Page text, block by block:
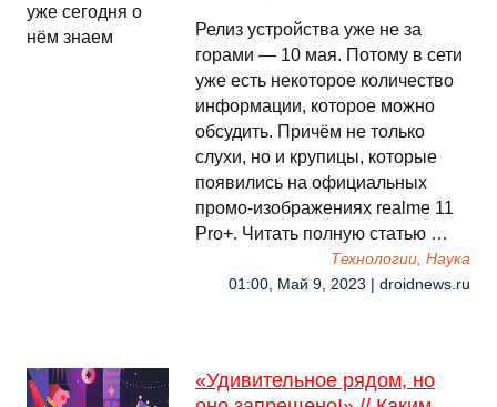
Релиз устройства уже не за
горами — 10 мая. Потому в сети
уже есть некоторое количество
информации, которое можно
обсудить. Причём не только
слухи, но и крупицы, которые
появились на официальных
промо-изображениях realme 11
Pro+. Читать полную статью …
Технологии, Наука
01:00, Май 9, 2023 | droidnews.ru
«Удивительное рядом, но